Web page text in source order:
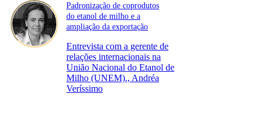
Padronização de coprodutos
do etanol de milho e a
ampliação da exportação
Entrevista com a gerente de
relações internacionais na
União Nacional do Etanol de
Milho (UNEM)., Andréa
Veríssimo